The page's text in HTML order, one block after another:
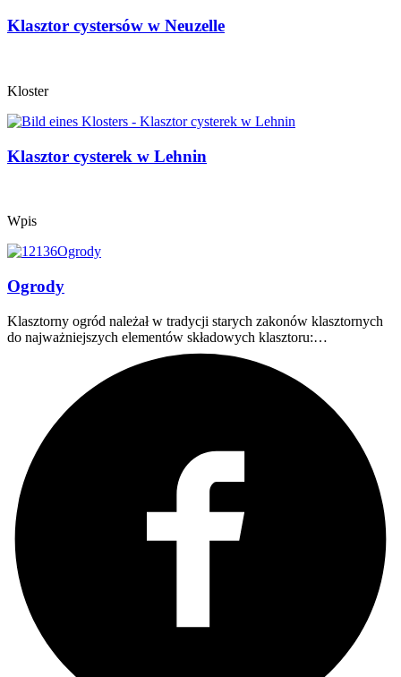
Klasztor cystersów w Neuzelle
Kloster
Klasztor cysterek w Lehnin
Wpis
Ogrody
Klasztorny ogród należał w tradycji starych zakonów klasztornych
do najważniejszych elementów składowych klasztoru:…